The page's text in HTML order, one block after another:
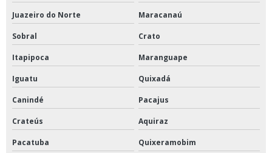
Juazeiro do Norte Maracanaú
Sobral Crato
Itapipoca Maranguape
Iguatu Quixadá
Canindé Pacajus
Crateús Aquiraz
Pacatuba
Quixeramobim